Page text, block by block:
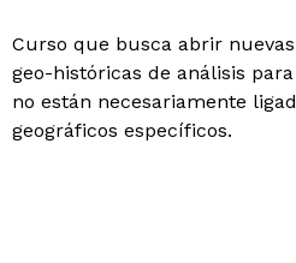
Curso que busca abrir
geo-históricas de análisis
no están necesariamente
geográficos específicos.